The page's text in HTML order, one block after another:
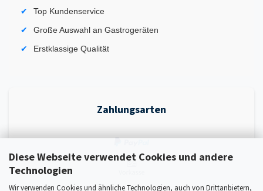
Diese Webseite verwendet Cookies und andere
Technologien
Wir verwenden Cookies und ähnliche Technologien, auch von Drittanbietern,
Top Kundenservice
Große Auswahl an Gastrogeräten
Erstklassige Qualität
Zahlungsarten